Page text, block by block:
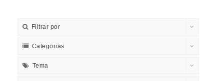
Filtrar por
Categorias
Tema